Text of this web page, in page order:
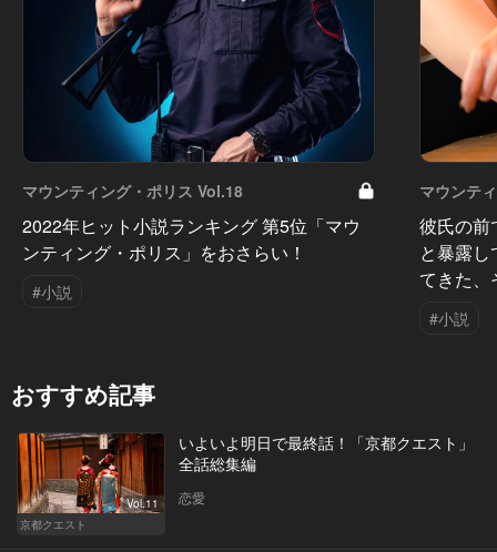
マウンティング・ポリス Vol.18
2022年ヒット小説ランキング 第5位「マウ
ンティング・ポリス」をおさらい！
#小説
マウンテ
彼氏の前
と暴露
てきた、
#小説
おすすめ記事
Vol.11
京都クエスト
いよいよ明日で最終話！「京都クエスト」
全話総集編
恋愛